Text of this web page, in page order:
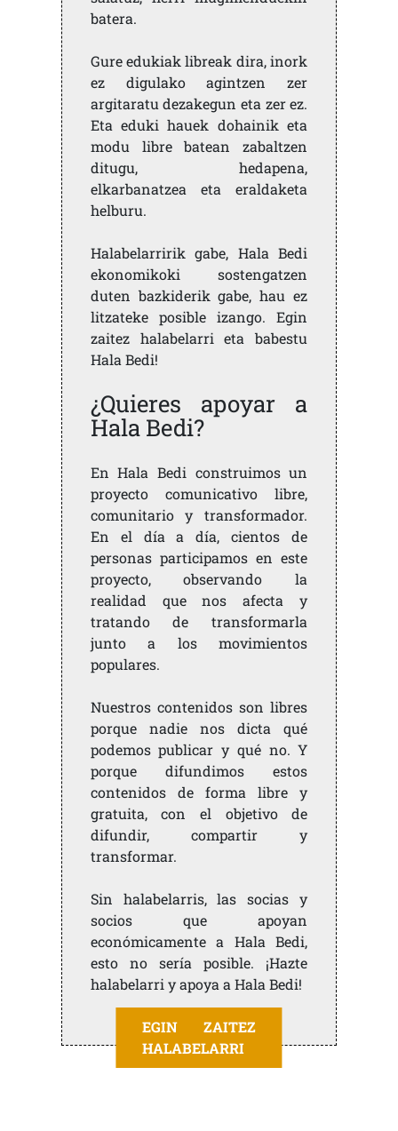
batera.
Gure edukiak libreak dira, inork
ez digulako agintzen zer
argitaratu dezakegun eta zer ez.
Eta eduki hauek dohainik eta
modu libre batean zabaltzen
ditugu, hedapena,
elkarbanatzea eta eraldaketa
helburu.
Halabelarririk gabe, Hala Bedi
ekonomikoki sostengatzen
duten bazkiderik gabe, hau ez
litzateke posible izango. Egin
zaitez halabelarri eta babestu
Hala Bedi!
¿Quieres apoyar a
Hala Bedi?
En Hala Bedi construimos un
proyecto comunicativo libre,
comunitario y transformador.
En el día a día, cientos de
personas participamos en este
proyecto, observando la
realidad que nos afecta y
tratando de transformarla
junto a los movimientos
populares.
Nuestros contenidos son libres
porque nadie nos dicta qué
podemos publicar y qué no. Y
porque difundimos estos
contenidos de forma libre y
gratuita, con el objetivo de
difundir, compartir y
transformar.
Sin halabelarris, las socias y
socios que apoyan
económicamente a Hala Bedi,
esto no sería posible. ¡Hazte
halabelarri y apoya a Hala Bedi!
EGIN ZAITEZ
HALABELARRI